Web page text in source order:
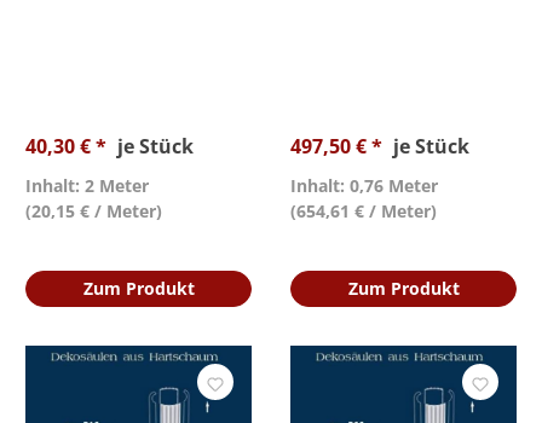
40,30 € * je Stück
Inhalt: 2 Meter
(20,15 € / Meter)
Zum Produkt
497,50 € * je Stück
Inhalt: 0,76 Meter
(654,61 € / Meter)
Zum Produkt